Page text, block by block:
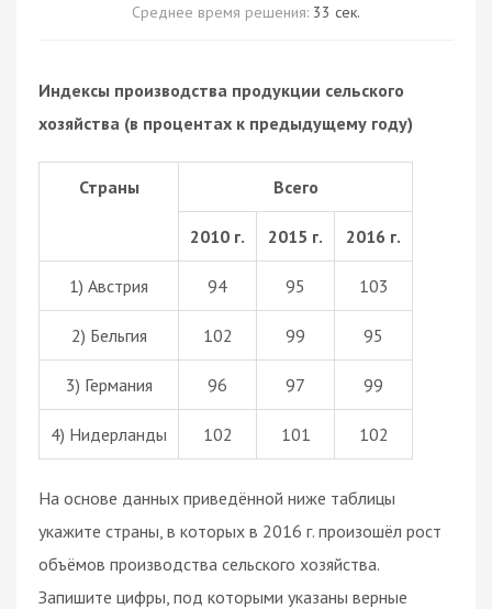
Среднее время решения: 33 сек.
Индексы производства продукции сельского
хозяйства (в процентах к предыдущему году)
Страны Всего
2010 г. 2015 г. 2016 г.
1) Австрия 94 95 103
2) Бельгия 102 99 95
3) Германия 96 97 99
4) Нидерланды 102 101 102
На основе данных приведённой ниже таблицы
укажите страны, в которых в 2016 г. произошёл рост
объёмов производства сельского хозяйства.
Запишите цифры, под которыми указаны верные